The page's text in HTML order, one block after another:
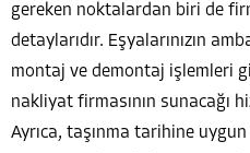
gereken noktalardan biri de
detaylarıdır. Eşyalarınızın
montaj ve demontaj işlemleri
nakliyat firmasının sunacağı
Ayrıca, taşınma tarihine